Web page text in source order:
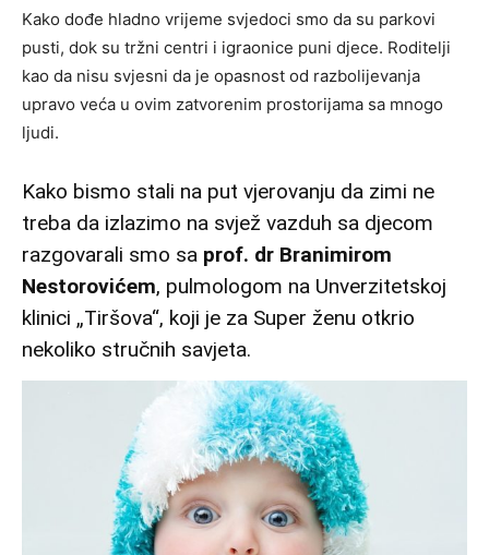
Kako dođe hladno vrijeme svjedoci smo da su parkovi
pusti, dok su tržni centri i igraonice puni djece. Roditelji
kao da nisu svjesni da je opasnost od razbolijevanja
upravo veća u ovim zatvorenim prostorijama sa mnogo
ljudi.
Kako bismo stali na put vjerovanju da zimi ne
treba da izlazimo na svjež vazduh sa djecom
razgovarali smo sa prof. dr Branimirom
Nestorovićem, pulmologom na Unverzitetskoj
klinici „Tiršova“, koji je za Super ženu otkrio
nekoliko stručnih savjeta.